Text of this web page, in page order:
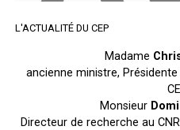
L'ACTUALITÉ DU CEP
Madame
ancienne ministre, Présidente
Monsieur
Directeur de recherche au